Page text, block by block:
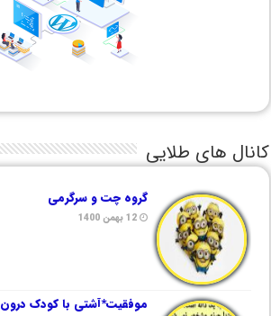
کانال های طلایی
گروه چت و سرگرمی
12 بهمن 1400
موفقیت*آشتی با کودک درون